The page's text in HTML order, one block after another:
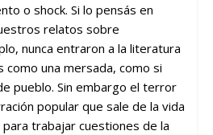
o shock. Si lo pensás en
relatos sobre
nunca entraron a la literatura
una mersada, como si
pueblo. Sin embargo el terror
popular que sale de la vida
trabajar cuestiones de la